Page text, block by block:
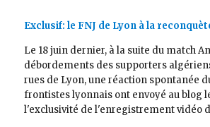
Exclusif: le FNJ de Lyon à la
Le 18 juin dernier, à la suite du match
débordements des supporters
rues de Lyon, une réaction spontanée
frontistes lyonnais ont envoyé au blog
l'exclusivité de l'enregistrement vidéo